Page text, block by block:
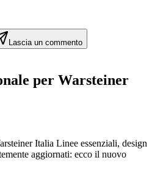
Lascia un commento
per Warsteiner
Italia Linee essenziali, design
aggiornati: ecco il nuovo